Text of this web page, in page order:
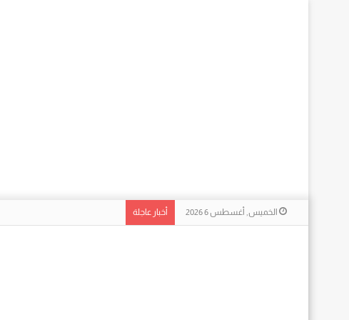
الخميس, أغسطس 6 2026 أخبار عاجلة